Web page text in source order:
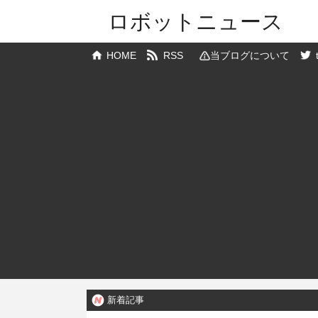
ロボットニュース
HOME RSS 当ブログについて
新着記事